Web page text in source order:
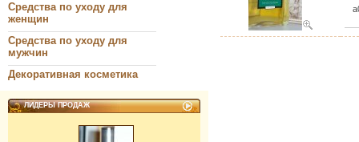
Средства по уходу для
женщин
Средства по уходу для
мужчин
Декоративная косметика
ЛИДЕРЫ ПРОДАЖ